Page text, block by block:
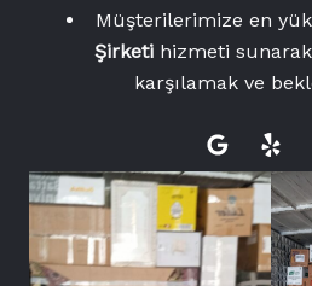
Müşterilerimize en
Şirketi hizmeti
karşılamak ve